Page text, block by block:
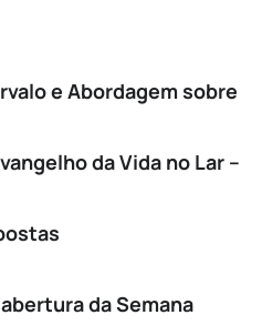
e Abordagem sobre
da Vida no Lar –
da Semana